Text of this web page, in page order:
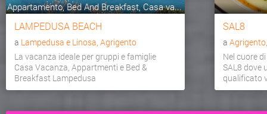
Appartamento, Bed And Breakfast, Casa va...
LAMPEDUSA BEACH
a Lampedusa e Linosa, Agrigento
La vacanza ideale per gruppi e famiglie
Casa Vacanza, Appartmenti e Bed &
Breakfast Lampedusa
SAL8
a
Nel cuore
SAL8 dove
qualificato